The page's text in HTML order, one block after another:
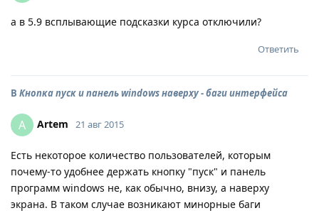
а в 5.9 всплывающие подсказки курса отключили?
Ответить
В Кнопка пуск и панель windows наверху - баги интерфейса
A Artem 21 авг 2015
Есть некоторое количество пользователей, которым
почему-то удобнее держать кнопку "пуск" и панель
программ windows не, как обычно, внизу, а наверху
экрана. В таком случае возникают минорные баги